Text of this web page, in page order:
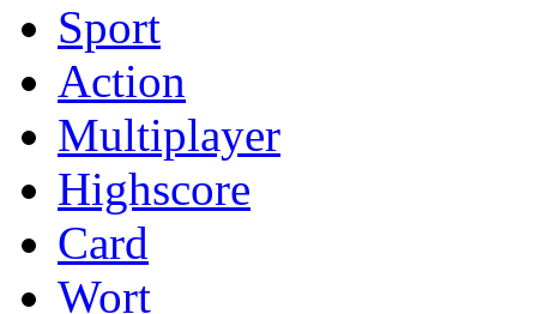
Sport
Action
Multiplayer
Highscore
Card
Wort